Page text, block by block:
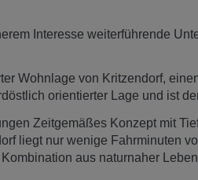
Interesse weiterführende
Wohnlage von Kritzendorf,
orientierter Lage und ist
Zeitgemäßes Konzept mit
liegt nur wenige Fahrminuten
aus naturnaher